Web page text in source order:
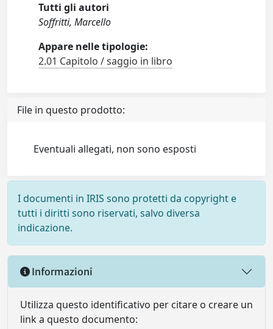
Tutti gli autori
Soffritti, Marcello
Appare nelle tipologie:
2.01 Capitolo / saggio in libro
File in questo prodotto:
Eventuali allegati, non sono esposti
I documenti in IRIS sono protetti da copyright e
tutti i diritti sono riservati, salvo diversa
indicazione.
Informazioni
Utilizza questo identificativo per citare o creare un
link a questo documento: